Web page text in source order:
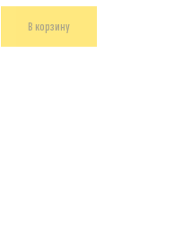
В корзину